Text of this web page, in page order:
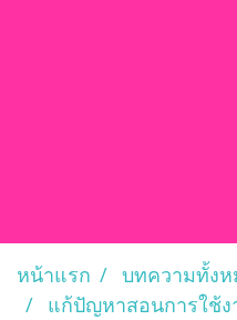
หน้าแรก
บทความทั้ง
แก้ปัญหาสอนการใช้ง